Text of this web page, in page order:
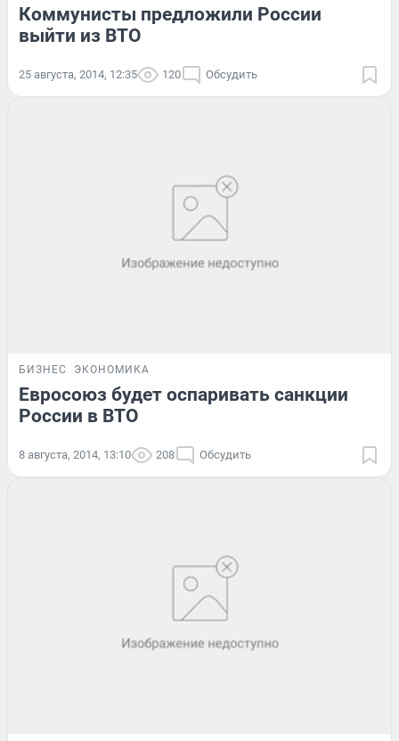
Коммунисты предложили России
выйти из ВТО
25 августа, 2014, 12:35 120 Обсудить
БИЗНЕС ЭКОНОМИКА
Евросоюз будет оспаривать санкции
России в ВТО
8 августа, 2014, 13:10 208 Обсудить